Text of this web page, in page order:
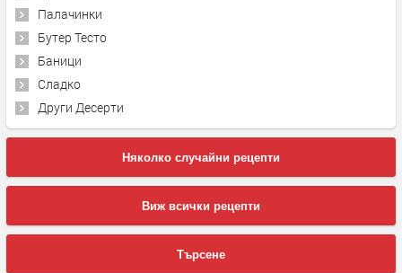
Палачинки
Бутер Тесто
Баници
Сладко
Други Десерти
Няколко случайни рецепти
Виж всички рецепти
Търсене